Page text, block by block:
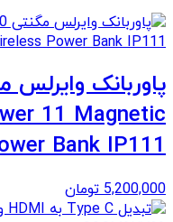
11 Magnetic
Bank IP111
5,200,000 تومان